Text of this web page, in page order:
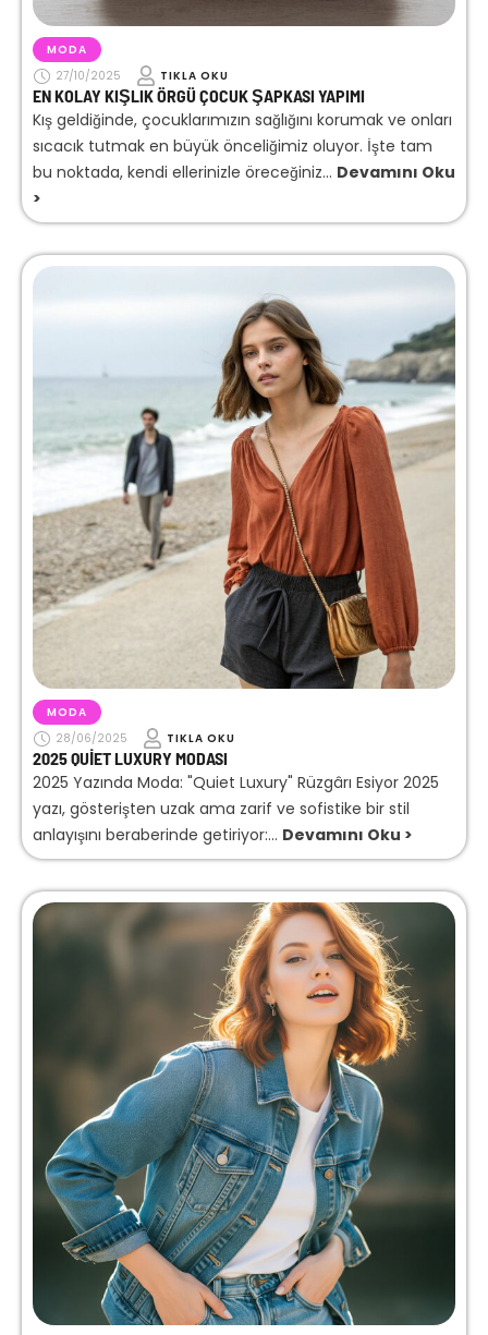
MODA
27/10/2025
TIKLA OKU
EN KOLAY KIŞLIK ÖRGÜ ÇOCUK ŞAPKASI YAPIMI
Kış geldiğinde, çocuklarımızın sağlığını korumak ve onları
sıcacık tutmak en büyük önceliğimiz oluyor. İşte tam
bu noktada, kendi ellerinizle öreceğiniz... Devamını Oku
>
MODA
28/06/2025
TIKLA OKU
2025 QUIET LUXURY MODASI
2025 Yazında Moda: "Quiet Luxury" Rüzgârı Esiyor 2025
yazı, gösterişten uzak ama zarif ve sofistike bir stil
anlayışını beraberinde getiriyor:... Devamını Oku >